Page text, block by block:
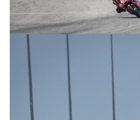
© R. Lekl & S. Wobser